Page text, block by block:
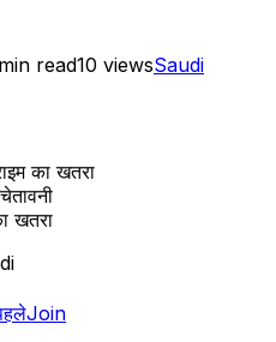
min read10 viewsSaudi
का खतरा
खतरा
Join